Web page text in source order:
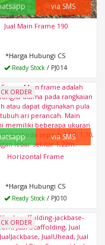
via SMS
Jual Main Frame 190
*Harga Hubungi CS
Ready Stock / PJ014
ORDER
via SMS
Horizontal Frame
*Harga Hubungi CS
Ready Stock / PJ010
ORDER